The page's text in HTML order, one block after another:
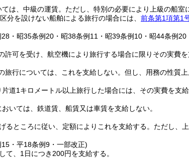
は、中級の運賃。 ただし、特別の必要により上級の船室
分を設けない船舶による旅行の場合には、 前条第1項第1
・昭35条例20・昭38条例11・昭39条例10・昭44条例
可を受け、航空機により旅行する場合に限りその実費を
行については、これを支給しない。 但し、用務の性質
道1キロメートル以上旅行した場合には、その実費を支給
いては、鉄道賃、船賃又は車賃を支給しない。
るところに従い、定額によりこれを支給する。 ただし、
・平18条例9・一部改正)
て、1日につき200円を支給する。